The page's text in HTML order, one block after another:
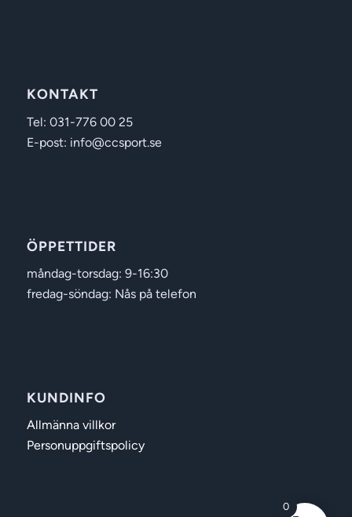
KONTAKT
Tel: 031-776 00 25
E-post: info@ccsport.se
ÖPPETTIDER
måndag-torsdag: 9-16:30
fredag-söndag: Nås på telefon
KUNDINFO
Allmänna villkor
Personuppgiftspolicy
0